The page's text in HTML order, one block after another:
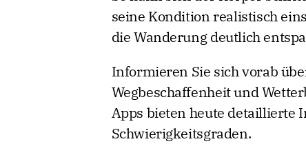
seine Kondition realistisch
die Wanderung deutlich
Informieren Sie sich vorab
Wegbeschaffenheit und
Apps bieten heute detaillierte
Schwierigkeitsgraden.